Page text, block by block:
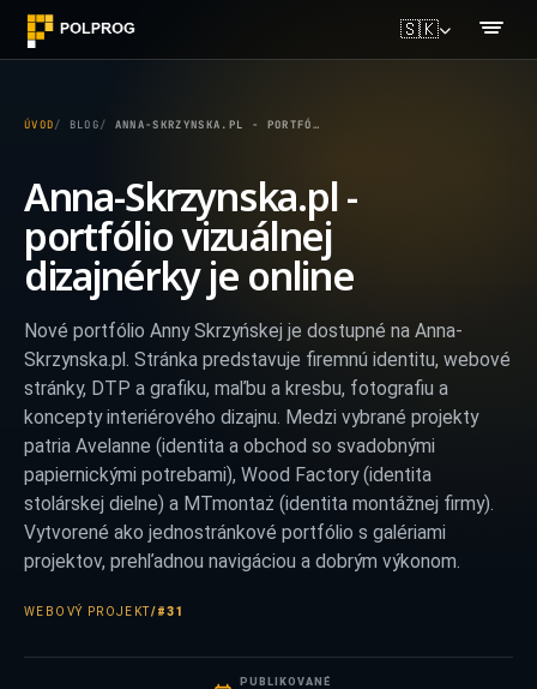
🇸🇰
ÚVOD BLOG ANNA-SKRZYNSKA.PL - PORTFÓLIO VIZUÁLNEJ DIZAJNÉRKY JE ONLINE
Anna-Skrzynska.pl -
portfólio vizuálnej
dizajnérky je online
Nové portfólio Anny Skrzyńskej je dostupné na Anna-
Skrzynska.pl. Stránka predstavuje firemnú identitu, webové
stránky, DTP a grafiku, maľbu a kresbu, fotografiu a
koncepty interiérového dizajnu. Medzi vybrané projekty
patria Avelanne (identita a obchod so svadobnými
papiernickými potrebami), Wood Factory (identita
stolárskej dielne) a MTmontaż (identita montážnej firmy).
Vytvorené ako jednostránkové portfólio s galériami
projektov, prehľadnou navigáciou a dobrým výkonom.
WEBOVÝ PROJEKT/#31
PUBLIKOVANÉ